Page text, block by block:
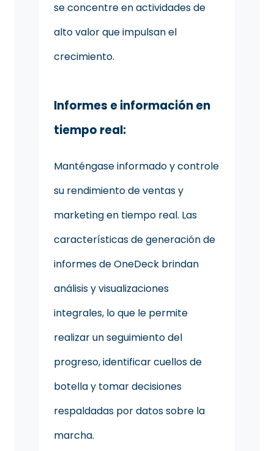
se concentre en actividades de
alto valor que impulsan el
crecimiento.
Informes e información en
tiempo real:
Manténgase informado y controle
su rendimiento de ventas y
marketing en tiempo real. Las
características de generación de
informes de OneDeck brindan
análisis y visualizaciones
integrales, lo que le permite
realizar un seguimiento del
progreso, identificar cuellos de
botella y tomar decisiones
respaldadas por datos sobre la
marcha.